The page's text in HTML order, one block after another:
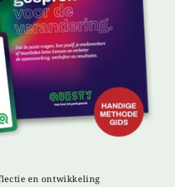
en ontwikkeling